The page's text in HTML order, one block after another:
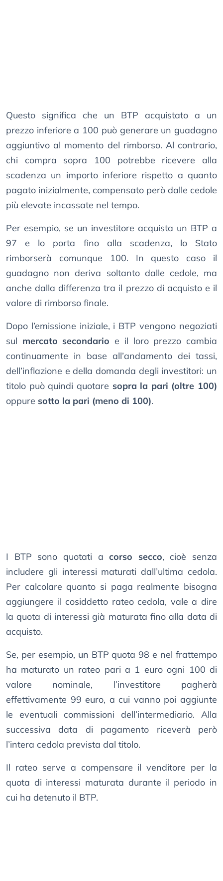
Questo significa che un BTP acquistato a un
prezzo inferiore a 100 può generare un guadagno
aggiuntivo al momento del rimborso. Al contrario,
chi compra sopra 100 potrebbe ricevere alla
scadenza un importo inferiore rispetto a quanto
pagato inizialmente, compensato però dalle cedole
più elevate incassate nel tempo.
Per esempio, se un investitore acquista un BTP a
97 e lo porta fino alla scadenza, lo Stato
rimborserà comunque 100. In questo caso il
guadagno non deriva soltanto dalle cedole, ma
anche dalla differenza tra il prezzo di acquisto e il
valore di rimborso finale.
Dopo l’emissione iniziale, i BTP vengono negoziati
sul mercato secondario e il loro prezzo cambia
continuamente in base all’andamento dei tassi,
dell’inflazione e della domanda degli investitori: un
titolo può quindi quotare sopra la pari (oltre 100)
oppure sotto la pari (meno di 100).
I BTP sono quotati acorso secco, cioè senza
includere gli interessi maturati dall’ultima cedola.
Per calcolare quanto si paga realmente bisogna
aggiungere il cosiddetto rateo cedola, vale a dire
la quota di interessi già maturata fino alla data di
acquisto.
Se, per esempio, un BTP quota 98 e nel frattempo
ha maturato un rateo pari a 1 euro ogni 100 di
valore nominale, l’investitore pagherà
effettivamente 99 euro, a cui vanno poi aggiunte
le eventuali commissioni dell’intermediario. Alla
successiva data di pagamento riceverà però
l’intera cedola prevista dal titolo.
Il rateo serve a compensare il venditore per la
quota di interessi maturata durante il periodo in
cui ha detenuto il BTP.